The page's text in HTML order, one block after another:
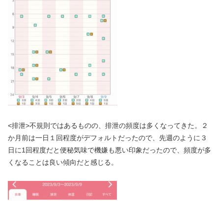
<排泄>不規則ではあるものの、排泄の頻度は多くなってきた。２
か月前は一日１回程度がデフォルトだったので、先週のように３
日に1回程度だと便秘気味で機嫌も悪い印象だったので、頻度が多
くなることは良い傾向だと感じる。